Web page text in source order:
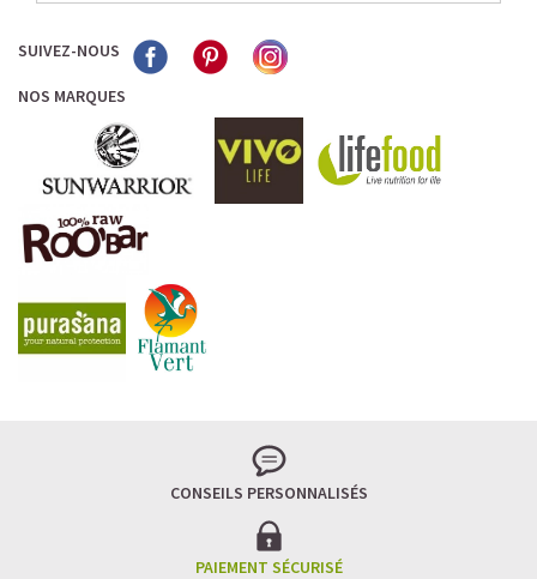
SUIVEZ-NOUS
NOS MARQUES
CONSEILS PERSONNALISÉS
PAIEMENT SÉCURISÉ